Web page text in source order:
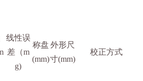
线性误
差（m
g)
称盘
(mm)
外形尺
寸(mm)
校正方式